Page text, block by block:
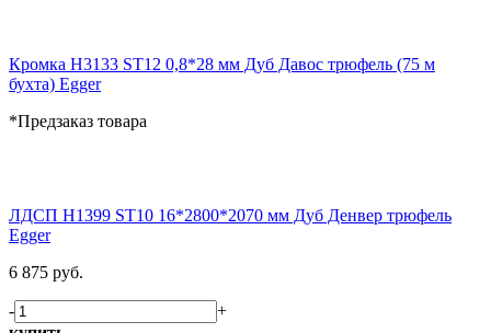
Кромка H3133 ST12 0,8*28 мм Дуб Давос трюфель (75 м
бухта) Egger
*Предзаказ товара
ЛДСП H1399 ST10 16*2800*2070 мм Дуб Денвер трюфель
Egger
6 875 руб.
-
+